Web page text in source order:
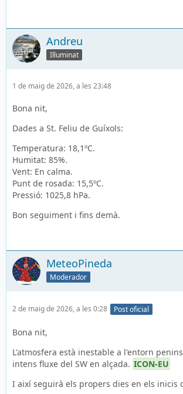
Andreu
Il·luminat
1 de maig de 2026, a les 23:48
Bona nit,
Dades a St. Feliu de Guíxols:
Temperatura: 18,1ºC.
Humitat: 85%.
Vent: En calma.
Punt de rosada: 15,5ºC.
Pressió: 1025,8 hPa.
Bon seguiment i fins demà.
MeteoPineda
Moderador
2 de maig de 2026, a les 0:28 Post oficial
Bona nit,
L'atmosfera està inestable a l'entorn
intens fluxe del SW en alçada. ICON-EU
I així seguirà els propers dies en els inicis